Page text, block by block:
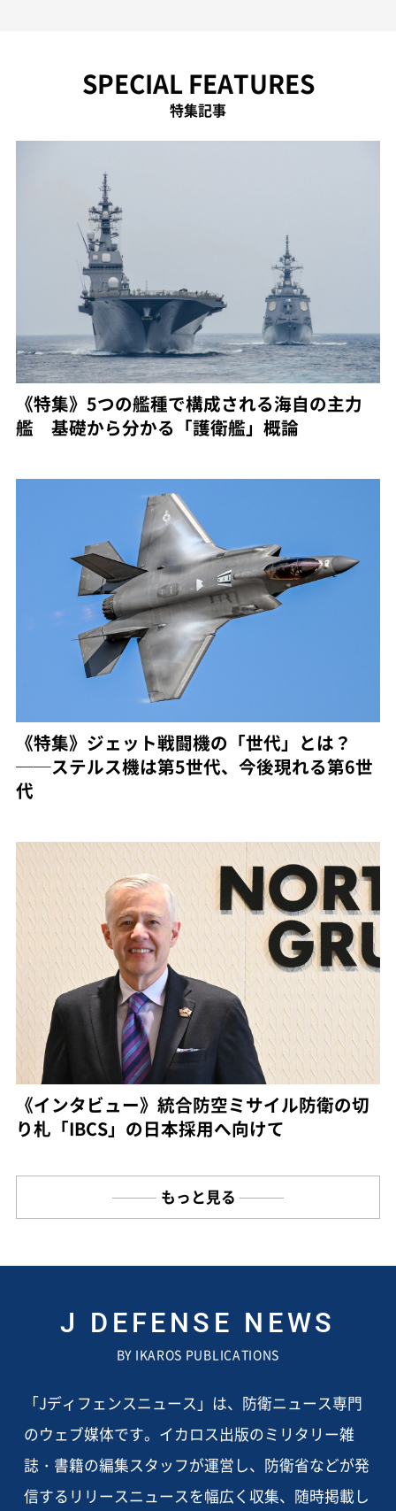
SPECIAL FEATURES
特集記事
《特集》5つの艦種で構成される海自の主力
艦 基礎から分かる「護衛艦」概論
《特集》ジェット戦闘機の「世代」とは？
──ステルス機は第5世代、今後現れる第6世
代
《インタビュー》統合防空ミサイル防衛の切
り札「IBCS」の日本採用へ向けて
もっと見る
J DEFENSE NEWS
BY IKAROS PUBLICATIONS
「Jディフェンスニュース」は、防衛ニュース専門
のウェブ媒体です。イカロス出版のミリタリー雑
誌・書籍の編集スタッフが運営し、防衛省などが発
信するリリースニュースを幅広く収集、随時掲載し